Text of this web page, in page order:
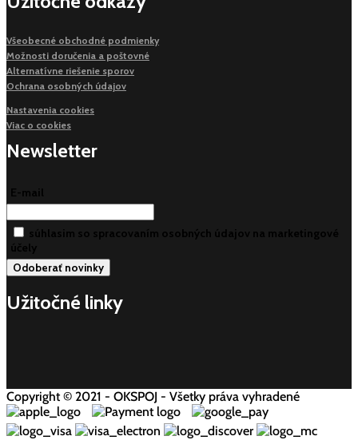
Všeobecné obchodné podmienky
Možnosti doručenia a poštovné
Alternatívne riešenie sporov
Ochrana osobných údajov
Nastavenia cookies
Viac o cookies
Newsletter
E-mail
súhlasim so spracovaním osobných údajov na marketingové
účely
Užitočné linky
Copyright © 2021 - OKSPOJ - Všetky práva vyhradené